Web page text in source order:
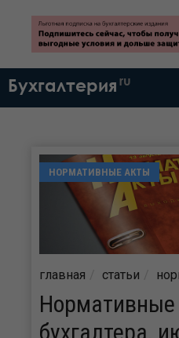
Бухгалтерия ru
НОРМАТИВНЫЕ АКТЫ
главная статьи
бухгалтера,